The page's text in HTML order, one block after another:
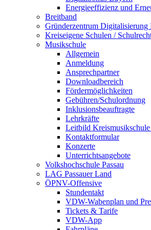
Energieeffizienz und
Breitband
Gründerzentrum Digitalisierung
Kreiseigene Schulen /
Musikschule
Allgemein
Anmeldung
Ansprechpartner
Downloadbereich
Fördermöglichkeiten
Gebühren/Schulordnung
Inklusionsbeauftragte
Lehrkräfte
Leitbild Kreismusikschule
Kontaktformular
Konzerte
Unterrichtsangebote
Volkshochschule Passau
LAG Passauer Land
ÖPNV-Offensive
Stundentakt
VDW-Wabenplan und
Tickets & Tarife
VDW-App